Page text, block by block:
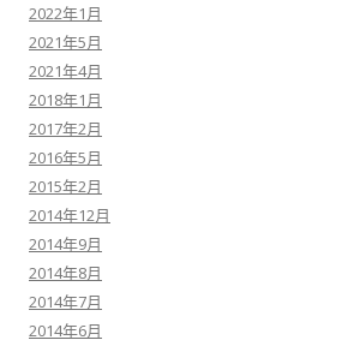
2022年1月
2021年5月
2021年4月
2018年1月
2017年2月
2016年5月
2015年2月
2014年12月
2014年9月
2014年8月
2014年7月
2014年6月